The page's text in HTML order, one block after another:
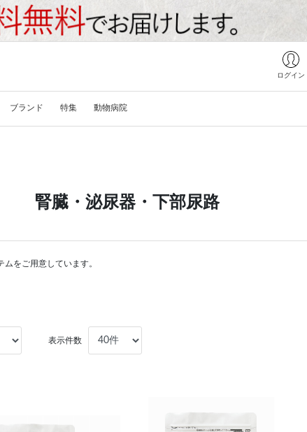
ログイン
ブランド 特集 動物病院
腎臓・泌尿器・下部尿路
をご用意しています。
表示件数